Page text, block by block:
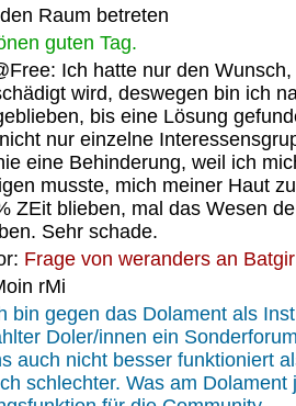
Raum betreten
guten Tag.
Ich hatte nur den
wird, deswegen bin ich
bis eine Lösung
nur einzelne
eine Behinderung, weil ich
musste, mich meiner Haut
ZEit blieben, mal das Wesen
Sehr schade.
Frage von weranders an
rMi
bin gegen das Dolament als
Doler/innen ein
auch nicht besser funktioniert
schlechter. Was am